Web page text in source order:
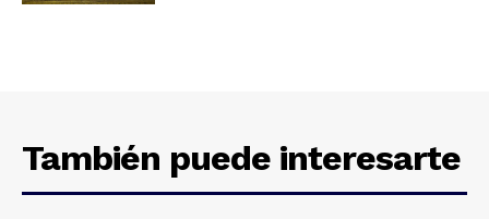
También puede interesarte